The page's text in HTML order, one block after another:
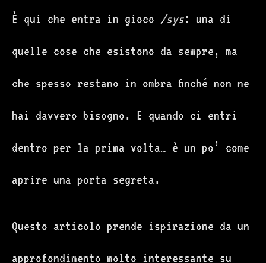
È qui che entra in gioco /sys: una di
quelle cose che esistono da sempre, ma
che spesso restano in ombra finché non ne
hai davvero bisogno. E quando ci entri
dentro per la prima volta… è un po’ come
aprire una porta segreta.
Questo articolo prende ispirazione da un
approfondimento molto interessante su